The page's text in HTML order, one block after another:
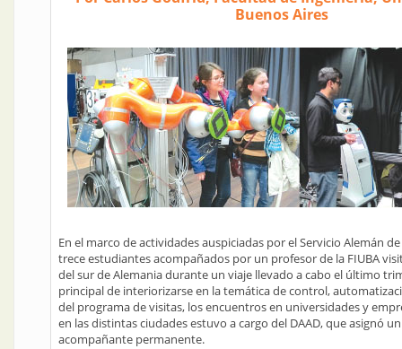
Buenos Aires
En el marco de actividades auspiciadas por el Servicio Alemán
trece estudiantes acompañados por un profesor de la FIUBA
del sur de Alemania durante un viaje llevado a cabo el último
principal de interiorizarse en la temática de control,
del programa de visitas, los encuentros en universidades y
en las distintas ciudades estuvo a cargo del DAAD, que asignó
acompañante permanente.